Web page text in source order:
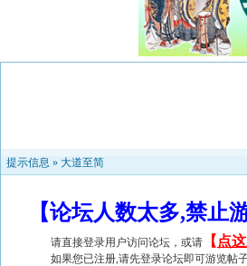
提示信息 » 大道至简
【论坛人数太多,禁
请直接登录用户访问论坛，或请 【 点
如果您已注册,请先登录论坛即可游览帖